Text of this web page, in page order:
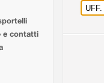
e contatti